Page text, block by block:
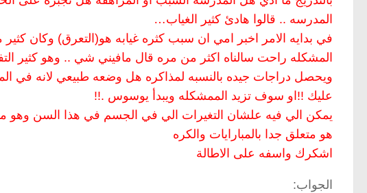
المدرسه .. قالوا هادئ كثير الغياب…
في بدايه الامر اخبر امي ان سبب كثره غيابه هو(التعرق) وكان
المشكله راحت سالناه اكثر من مره قال مافيني شي .. وهو كثير
ويحصل دراجات جيده بالنسبه لمذاكره هل وضعه طبيعي لانه في
عليك !!او سوف تزيد الممشكله ويبدأ يوسوس .!!
يمكن الي فيه علشان التغيرات الي في الجسم في هذا السن وهو
هو متعلق جدا بالمبارايات والكره
اشكرك واسفه على الاطالة
الجواب: